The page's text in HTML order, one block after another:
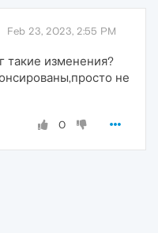
Feb 23, 2023, 2:55 PM
такие изменения?
не
0